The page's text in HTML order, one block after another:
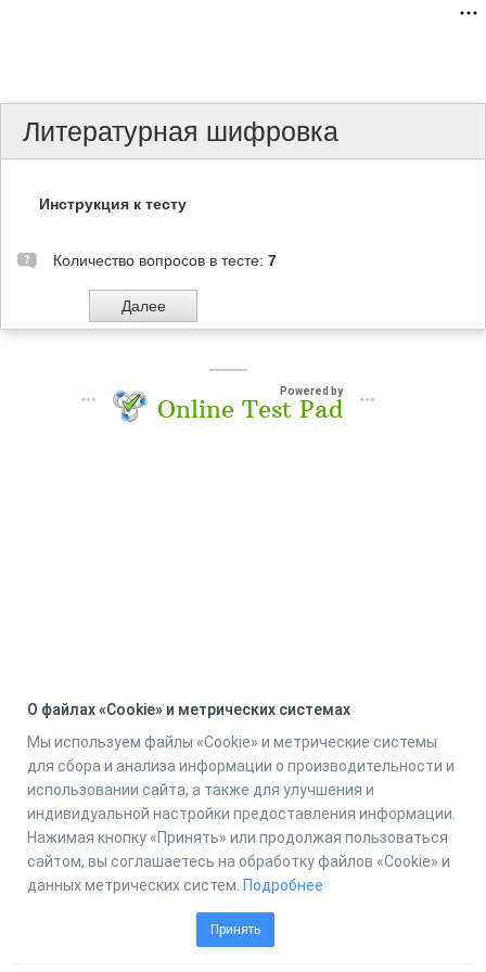
Литературная шифровка
Инструкция к тесту
Количество вопросов в тесте: 7
Powered by
Online Test Pad
О файлах «Cookie» и метрических системах
Мы используем файлы «Cookie» и метрические системы
для сбора и анализа информации о производительности и
использовании сайта, а также для улучшения и
индивидуальной настройки предоставления информации.
Нажимая кнопку «Принять» или продолжая пользоваться
сайтом, вы соглашаетесь на обработку файлов «Cookie» и
данных метрических систем. Подробнее
Принять